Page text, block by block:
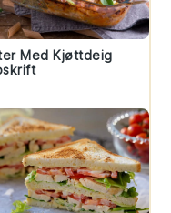
Med Kjøttdeig